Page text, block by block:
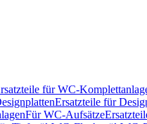
für WC-
Ersatzteile für
Für WC-Aufsätze